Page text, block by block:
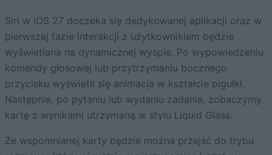
Siri w iOS 27 doczeka się dedykowanej aplikacji oraz w
pierwszej fazie interakcji z użytkownikiem będzie
wyświetlana na dynamicznej wyspie. Po wypowiedzeniu
komendy głosowej lub przytrzymaniu bocznego
przycisku wyświetli się animacja w kształcie pigułki.
Następnie, po pytaniu lub wydaniu zadania, zobaczymy
kartę z wynikami utrzymaną w stylu Liquid Glass.
Ze wspomnianej karty będzie można przejść do trybu